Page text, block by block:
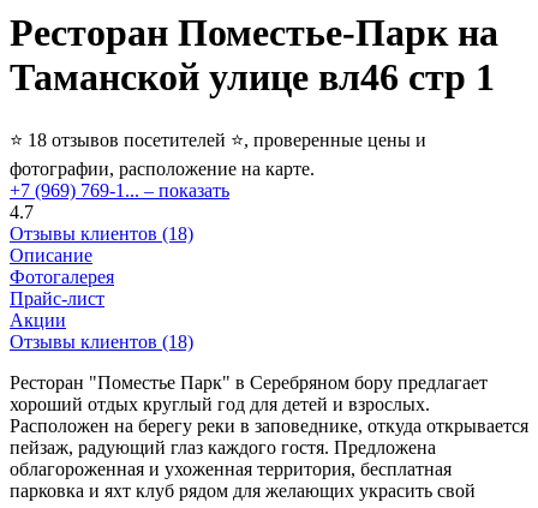
Ресторан Поместье-Парк на
Таманской улице вл46 стр 1
⭐ 18 отзывов посетителей ⭐, проверенные цены и
фотографии, расположение на карте.
+7 (969) 769-1... – показать
4.7
Отзывы клиентов (18)
Описание
Фотогалерея
Прайс-лист
Акции
Отзывы клиентов (18)
Ресторан "Поместье Парк" в Серебряном бору предлагает
хороший отдых круглый год для детей и взрослых.
Расположен на берегу реки в заповеднике, откуда открывается
пейзаж, радующий глаз каждого гостя. Предложена
облагороженная и ухоженная территория, бесплатная
парковка и яхт клуб рядом для желающих украсить свой